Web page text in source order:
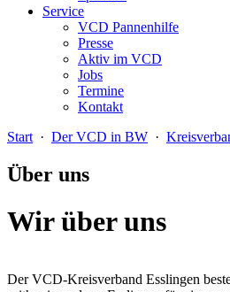
Service
VCD Pannenhilfe
Presse
Aktiv im VCD
Jobs
Termine
Kontakt
Start · Der VCD in BW ·
Über uns
Wir über uns
Der VCD-Kreisverband Esslingen